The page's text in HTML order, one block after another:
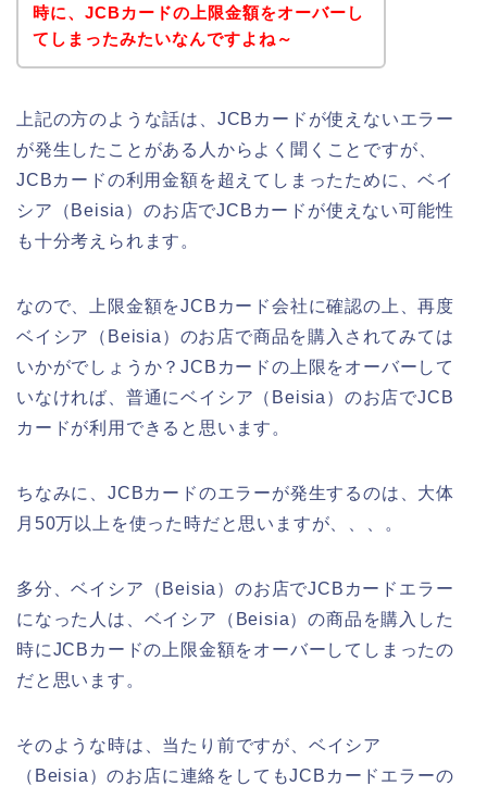
時に、JCBカードの上限金額をオーバーし
てしまったみたいなんですよね～
上記の方のような話は、JCBカードが使えないエラー
が発生したことがある人からよく聞くことですが、
JCBカードの利用金額を超えてしまったために、ベイ
シア（Beisia）のお店でJCBカードが使えない可能性
も十分考えられます。
なので、上限金額をJCBカード会社に確認の上、再度
ベイシア（Beisia）のお店で商品を購入されてみては
いかがでしょうか？JCBカードの上限をオーバーして
いなければ、普通にベイシア（Beisia）のお店でJCB
カードが利用できると思います。
ちなみに、JCBカードのエラーが発生するのは、大体
月50万以上を使った時だと思いますが、、、。
多分、ベイシア（Beisia）のお店でJCBカードエラー
になった人は、ベイシア（Beisia）の商品を購入した
時にJCBカードの上限金額をオーバーしてしまったの
だと思います。
そのような時は、当たり前ですが、ベイシア
（Beisia）のお店に連絡をしてもJCBカードエラーの